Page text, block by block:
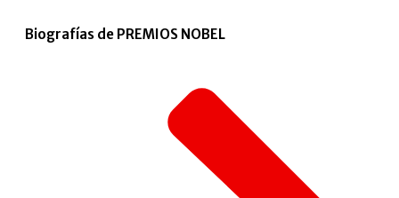
Biografías de PREMIOS NOBEL